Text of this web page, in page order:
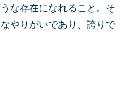
な存在になれること。そ
やりがいであり、誇りで